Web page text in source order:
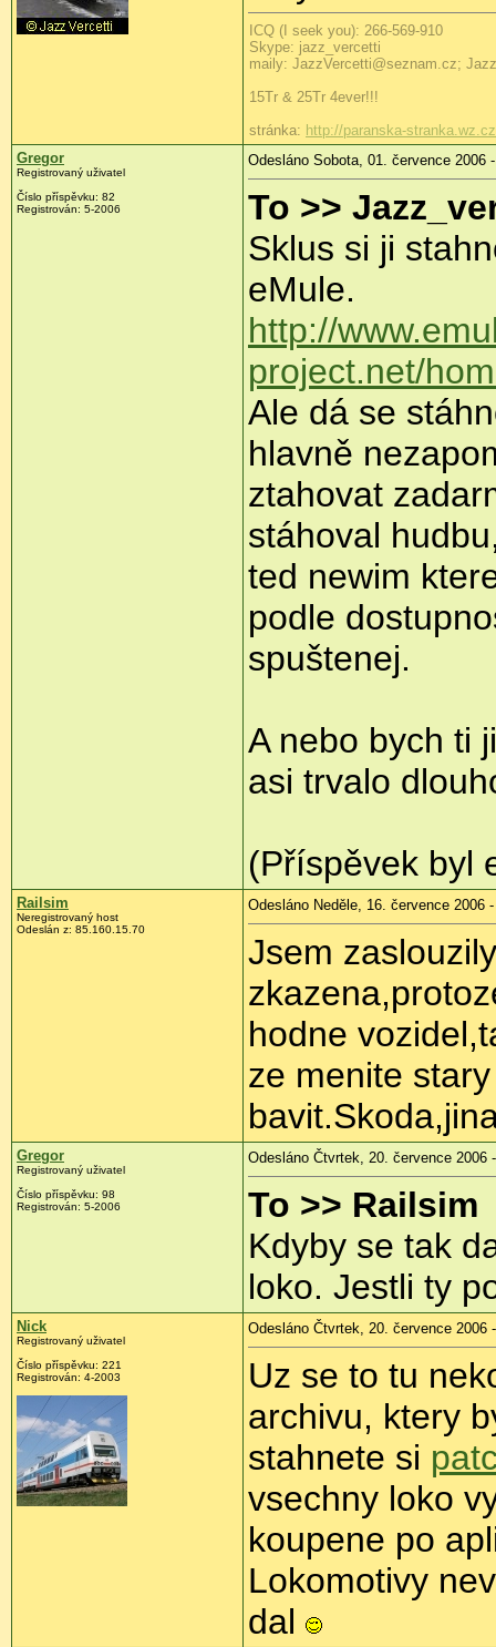
ICQ (I seek you): 266-569-910
Skype: jazz_vercetti
maily: JazzVercetti@seznam.cz;
15Tr & 25Tr 4ever!!!
stránka: http://paranska-stranka.wz.cz
Gregor
Registrovaný uživatel
Číslo příspěvku: 82
Registrován: 5-2006
Odesláno Sobota, 01. července 2006
To >>
Sklus si ji
eMule.
http://
project.net/
Ale dá se
hlavně
ztahovat
stáhoval
ted newim
podle
spuštenej.
A nebo bych ti
asi trvalo
(Příspěvek byl
Railsim
Neregistrovaný host
Odeslán z: 85.160.15.70
Odesláno Neděle, 16. července 2006
Jsem
hodne
ze menite
Gregor
Registrovaný uživatel
Číslo příspěvku: 98
Registrován: 5-2006
Odesláno Čtvrtek, 20. července 2006
To >> Railsim
Kdyby se tak
loko. Jestli ty
Nick
Registrovaný uživatel
Číslo příspěvku: 221
Registrován: 4-2003
Odesláno Čtvrtek, 20. července 2006
Uz se to tu
archivu, ktery
stahnete si
vsechny loko
koupene po
Lokomotivy
dal